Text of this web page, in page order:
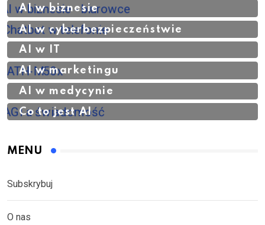
AI w biznesie
AI w cyberbezpieczeństwie
AI w IT
AI w marketingu
AI w medycynie
Co to jest AI
MENU
Subskrybuj
O nas